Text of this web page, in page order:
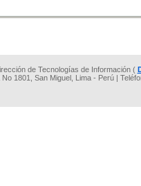
de Tecnologías de Información (
1801, San Miguel, Lima - Perú |